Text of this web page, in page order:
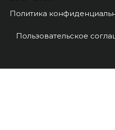
Политика
Пользовательское